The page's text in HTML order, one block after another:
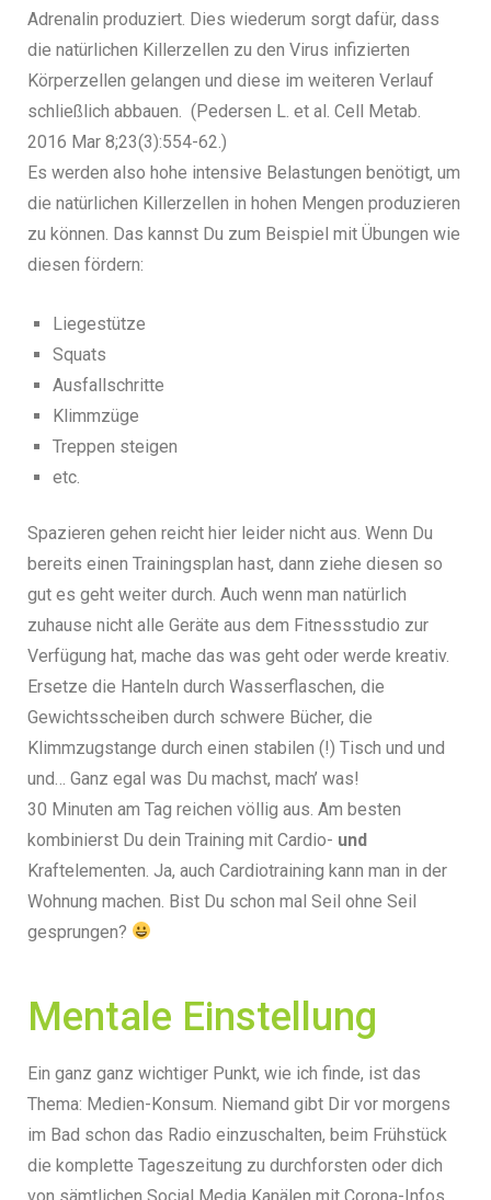
Adrenalin produziert. Dies wiederum sorgt dafür, dass
die natürlichen Killerzellen zu den Virus infizierten
Körperzellen gelangen und diese im weiteren Verlauf
schließlich abbauen. (Pedersen L. et al. Cell Metab.
2016 Mar 8;23(3):554-62.)
Es werden also hohe intensive Belastungen benötigt, um
die natürlichen Killerzellen in hohen Mengen produzieren
zu können. Das kannst Du zum Beispiel mit Übungen wie
diesen fördern:
Liegestütze
Squats
Ausfallschritte
Klimmzüge
Treppen steigen
etc.
Spazieren gehen reicht hier leider nicht aus. Wenn Du
bereits einen Trainingsplan hast, dann ziehe diesen so
gut es geht weiter durch. Auch wenn man natürlich
zuhause nicht alle Geräte aus dem Fitnessstudio zur
Verfügung hat, mache das was geht oder werde kreativ.
Ersetze die Hanteln durch Wasserflaschen, die
Gewichtsscheiben durch schwere Bücher, die
Klimmzugstange durch einen stabilen (!) Tisch und und
und… Ganz egal was Du machst, mach’ was!
30 Minuten am Tag reichen völlig aus. Am besten
kombinierst Du dein Training mit Cardio- und
Kraftelementen. Ja, auch Cardiotraining kann man in der
Wohnung machen. Bist Du schon mal Seil ohne Seil
gesprungen?
Mentale Einstellung
Ein ganz ganz wichtiger Punkt, wie ich finde, ist das
Thema: Medien-Konsum. Niemand gibt Dir vor morgens
im Bad schon das Radio einzuschalten, beim Frühstück
die komplette Tageszeitung zu durchforsten oder dich